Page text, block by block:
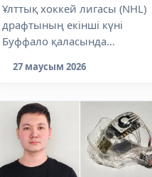
Ұлттық хоккей лигасы (NHL)
драфтының екінші күні
Буффало қаласында
күні клубтар 32...
27 маусым 2026